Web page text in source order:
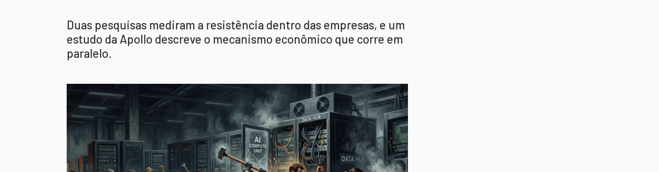
Duas pesquisas mediram a resistência dentro das empresas, e um
estudo da Apollo descreve o mecanismo econômico que corre em
paralelo.